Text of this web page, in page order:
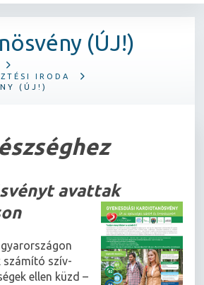
(ÚJ!)
IRODA
(ÚJ!)
avattak
számító szív-
ellen küzd –